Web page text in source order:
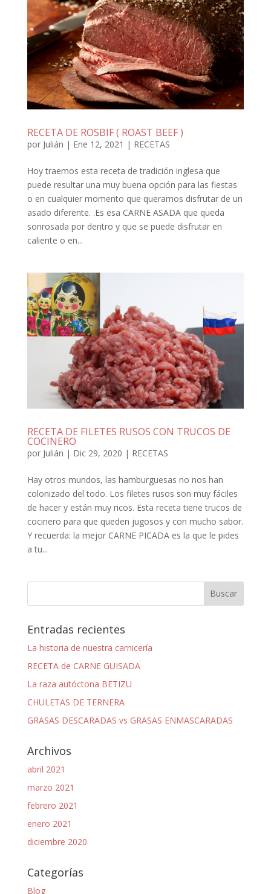
RECETA DE ROSBIF ( ROAST BEEF )
por Julián | Ene 12, 2021 | RECETAS
Hoy traemos esta receta de tradición inglesa que
puede resultar una muy buena opción para las fiestas
o en cualquier momento que queramos disfrutar de un
asado diferente. .Es esa CARNE ASADA que queda
sonrosada por dentro y que se puede disfrutar en
caliente o en...
RECETA DE FILETES RUSOS CON TRUCOS DE
COCINERO
por Julián | Dic 29, 2020 | RECETAS
Hay otros mundos, las hamburguesas no nos han
colonizado del todo. Los filetes rusos son muy fáciles
de hacer y están muy ricos. Esta receta tiene trucos de
cocinero para que queden jugosos y con mucho sabor.
Y recuerda: la mejor CARNE PICADA es la que le pides
a tu...
Entradas recientes
La historia de nuestra carnicería
RECETA de CARNE GUISADA
La raza autóctona BETIZU
CHULETAS DE TERNERA
GRASAS DESCARADAS vs GRASAS ENMASCARADAS
Archivos
abril 2021
marzo 2021
febrero 2021
enero 2021
diciembre 2020
Categorías
Blog